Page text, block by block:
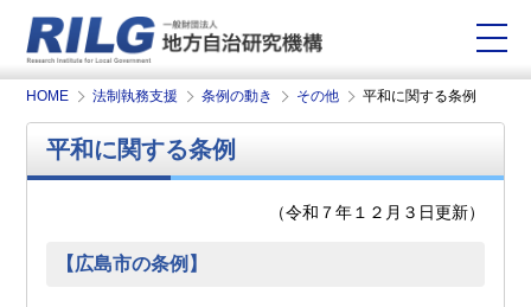
HOME 法制執務支援 条例の動き その他 平和に関する条例
平和に関する条例
（令和７年１２月３日更新）
【広島市の条例】